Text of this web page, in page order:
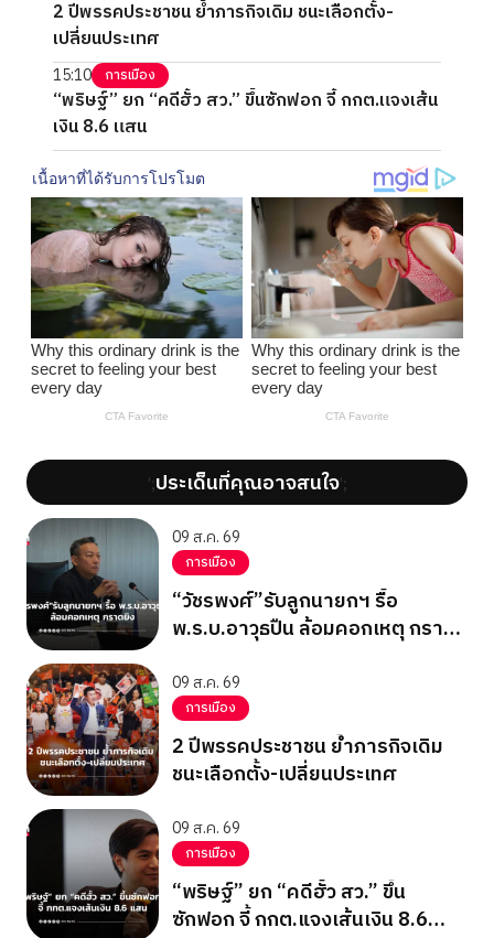
2 ปีพรรคประชาชน ย้ำภารกิจเดิม ชนะเลือกตั้ง-
เปลี่ยนประเทศ
15:10 การเมือง
“พริษฐ์” ยก “คดีฮั้ว สว.” ขึ้นซักฟอก จี้ กกต.แจงเส้น
เงิน 8.6 แสน
';ประเด็นที่คุณอาจสนใจ';
09 ส.ค. 69
การเมือง
“วัชรพงศ์”รับลูกนายกฯ รื้อ
พ.ร.บ.อาวุธปืน ล้อมคอกเหตุ กราด
09 ส.ค. 69
การเมือง
2 ปีพรรคประชาชน ย้ำภารกิจเดิม
ชนะเลือกตั้ง-เปลี่ยนประเทศ
09 ส.ค. 69
การเมือง
“พริษฐ์” ยก “คดีฮั้ว สว.” ขึ้น
ซักฟอก จี้ กกต.แจงเส้นเงิน 8.6